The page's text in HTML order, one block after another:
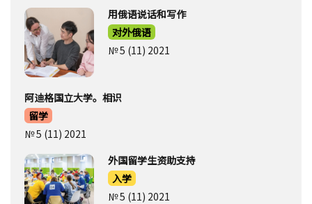
用俄语说话和写作
对外俄语
№ 5 (11) 2021
阿迪格国立大学。相识
留学
№ 5 (11) 2021
外国留学生资助支持
入学
№ 5 (11) 2021